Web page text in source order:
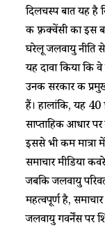
दिलचस्प बात यह है
की फ़्रीक्वेंसी का इस
घरेलू जलवायु नीति
यह दावा किया कि
उनकी सरकार की
हैं। हालांकि, यह
साप्ताहिक आधार
इससे भी कम मात्रा
समाचार मीडिया
जबकि जलवायु
महत्वपूर्ण है,
जलवायु गवर्नेंस पर